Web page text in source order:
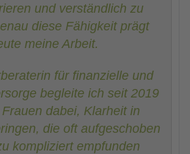
und verständlich zu
diese Fähigkeit prägt
meine Arbeit.
für finanzielle und
begleite ich seit 2019
dabei, Klarheit in
die oft aufgeschoben
kompliziert empfunden